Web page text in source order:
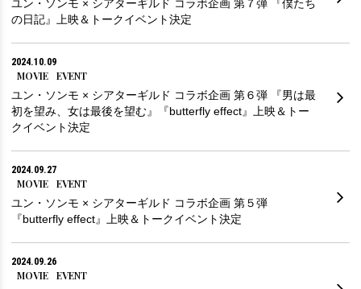
ユン・ソンモ × シアターギルド コラボ企画 第７弾 『僕たち
の日記』上映＆トークイベント決定
2024.10.09
MOVIE
EVENT
ユン・ソンモ × シアターギルド コラボ企画 第６弾 『男は最
初を望み、女は最後を望む』『butterfly effect』上映＆トー
クイベント決定
2024.09.27
MOVIE
EVENT
ユン・ソンモ × シアターギルド コラボ企画 第５弾
『butterfly effect』上映＆トークイベント決定
2024.09.26
MOVIE
EVENT